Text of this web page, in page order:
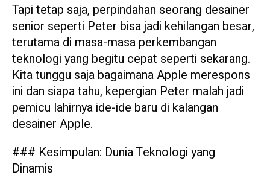
Tapi tetap saja, perpindahan seorang desainer
senior seperti Peter bisa jadi kehilangan besar,
terutama di masa-masa perkembangan
teknologi yang begitu cepat seperti sekarang.
Kita tunggu saja bagaimana Apple merespons
ini dan siapa tahu, kepergian Peter malah jadi
pemicu lahirnya ide-ide baru di kalangan
desainer Apple.
### Kesimpulan: Dunia Teknologi yang
Dinamis